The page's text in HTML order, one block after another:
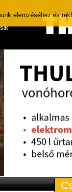
elemzéséhez és